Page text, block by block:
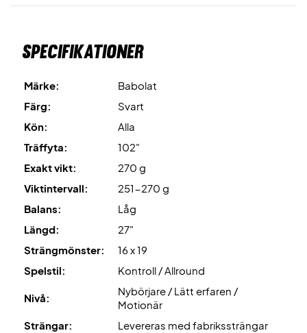
strängning med Babolat RPM Blast och 24 kg.
denna racket. Vi rekommenderar att byta grepp/overgip
Specifikationer
Märke:
Babolat
Färg:
Svart
Kön:
Alla
Träffyta:
102"
Exakt vikt:
270 g
Viktintervall:
251-270 g
Balans:
Låg
Längd:
27"
Strängmönster:
16 x 19
Spelstil:
Kontroll / Allround
Nivå:
Nybörjare / Lätt erfaren /
Motionär
Strängar:
Levereras med fabrikssträngar